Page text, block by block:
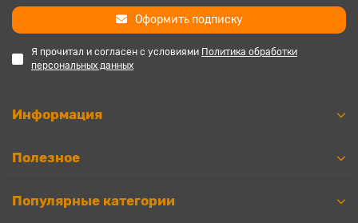
Оформить подписку
Я прочитал и согласен с условиями Политика обработки
персональных данных
Информация
Полезное
Популярные категории